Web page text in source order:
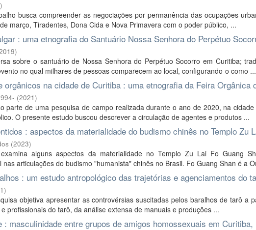
)
busca compreender as negociações por permanência das ocupações
março, Tiradentes, Dona Cida e Nova Primavera com o poder público, ...
: uma etnografia do Santuário Nossa Senhora do Perpétuo
)
sobre o santuário de Nossa Senhora do Perpétuo Socorro em Curitiba;
no qual milhares de pessoas comparecem ao local, configurando-o como ...
orgânicos na cidade de Curitiba : uma etnografia da Feira Orgânica
(2021)
parte de uma pesquisa de campo realizada durante o ano de 2020, na
O presente estudo buscou descrever a circulação de agentes e produtos ...
: aspectos da materialidade do budismo chinês no Templo Zu
(2023)
alguns aspectos da materialidade no Templo Zu Lai Fo Guang
articulações do budismo "humanista" chinês no Brasil. Fo Guang Shan é a
: um estudo antropológico das trajetórias e agenciamentos do
)
objetiva apresentar as controvérsias suscitadas pelos baralhos de tarô a
profissionais do tarô, da análise extensa de manuais e produções ...
: masculinidade entre grupos de amigos homossexuais em Curitiba,